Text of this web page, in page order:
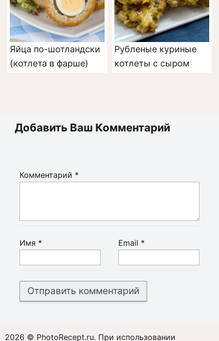
Яйца по-шотландски
(котлета в фарше)
Рубленые куриные
котлеты с сыром
Добавить Ваш Комментарий
Комментарий *
Имя * Email *
2026 © PhotoRecept.ru. При использовании